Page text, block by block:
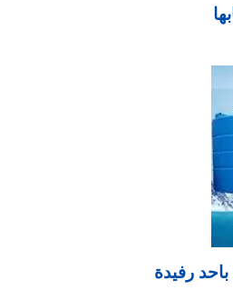
رفيدة